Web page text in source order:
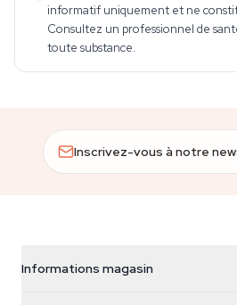
informatif uniquement et ne
Consultez un professionnel de
toute substance.
Inscrivez-vous à notre
Informations magasin